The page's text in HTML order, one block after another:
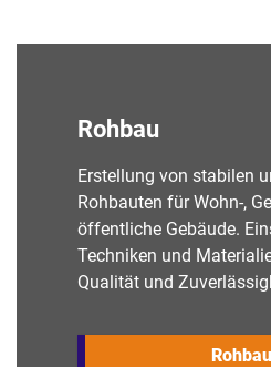
Rohbau
Erstellung von stabilen
Rohbauten für Wohn-,
öffentliche Gebäude.
Techniken und
Qualität und
Rohbau